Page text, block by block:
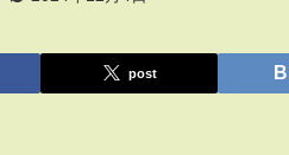
post